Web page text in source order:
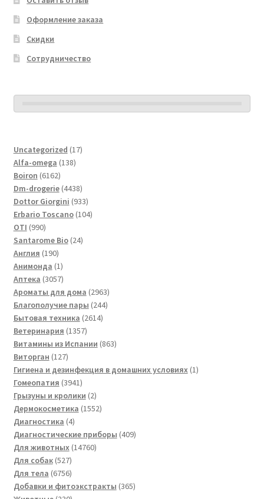
Оформление заказа
Скидки
Сотрудничество
Uncategorized 1717
Alfa-omega 138138
Boiron 61626162
товара
Dm-drogerie 44384438
товаров
Dottor Giorgini 933933
товара
Erbario Toscano 104104
OTI 990990
товаров
Santarome Bio 2424
Англия 190190
товаров
Анимонда 11
товар
Аптека 30573057
товаров
Ароматы для дома 29632963
товара
Благополучие пары 244244
Бытовая техника 26142614
Ветеринария 13571357
товаров
Витамины из Испании 863863
Виторган 127127
товаров
Гигиена и дезинфекция в домашних условиях 11
Гомеопатия 39413941
товар
Грызуны и кролики 22
товара
Дермокосметика 15521552
Диагностика 44
товара
Диагностические приборы 409409
Для животных 1476014760
Для собак 527527
товаров
Для тела 67566756
товаров
Добавки и фитоэкстракты 365365